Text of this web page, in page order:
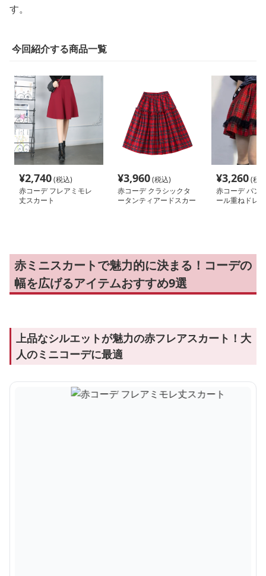
す。
今回紹介する商品一覧
¥2,740(税込)
赤コーデ フレアミモレ
丈スカート
¥3,960(税込)
赤コーデ クラシックタ
ータンティアードスカー
¥3,260(税
赤コーデ パン
ール重ねドレ
赤ミニスカートで魅力的に決まる！コーデの
幅を広げるアイテムおすすめ9選
上品なシルエットが魅力の赤フレアスカート！大
人のミニコーデに最適